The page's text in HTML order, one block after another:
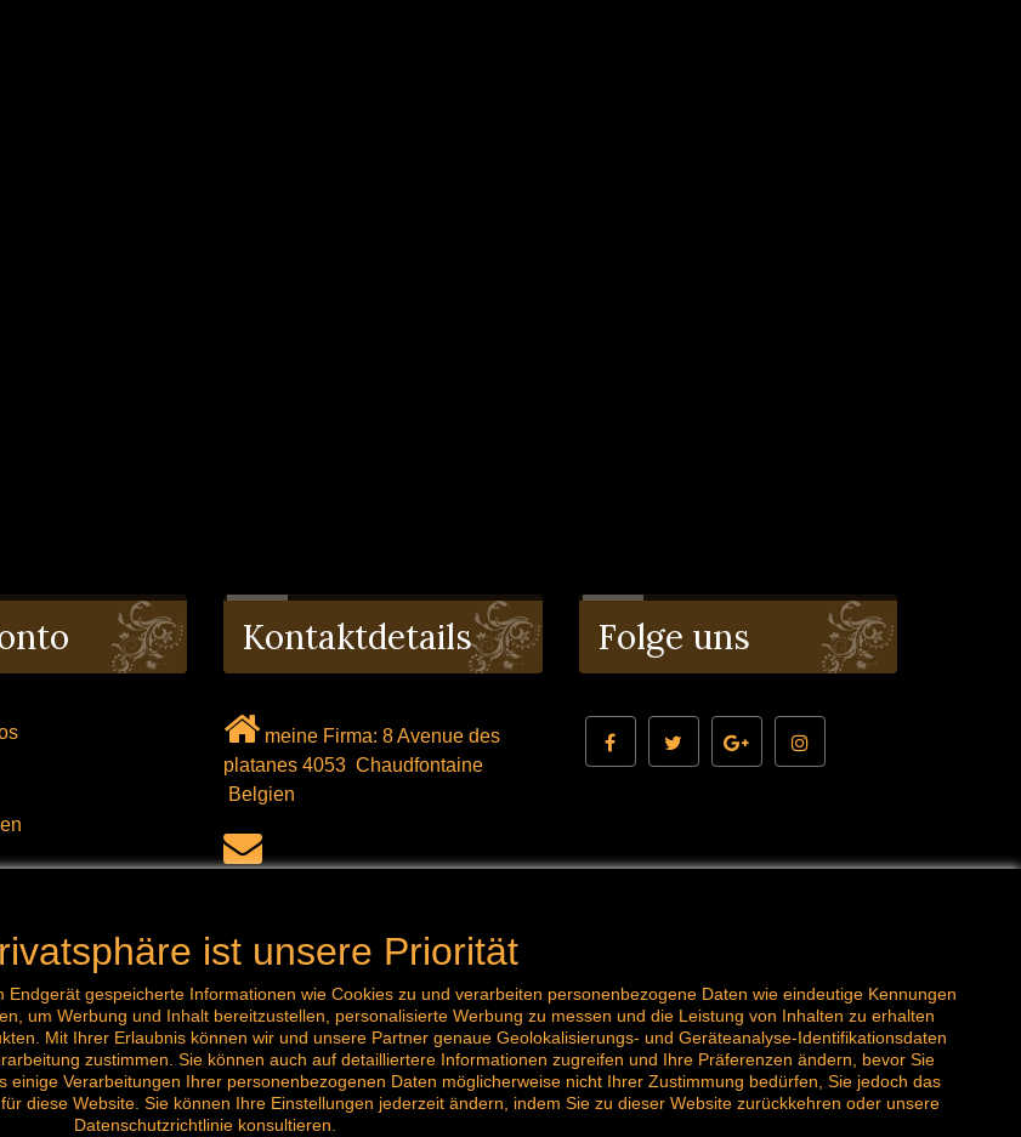
Kontaktdetails
meine Firma: 8 Avenue des
platanes 4053 Chaudfontaine
Belgien
Ruf uns jetzt an: 0032 (0)
Folge uns
ist unsere Priorität
gespeicherte Informationen wie Cookies zu und verarbeiten personenbezogene Daten wie eindeutige Kennungen
um Werbung und Inhalt bereitzustellen, personalisierte Werbung zu messen und die Leistung von Inhalten zu erhalten
Mit Ihrer Erlaubnis können wir und unsere Partner genaue Geolokalisierungs- und Geräteanalyse-Identifikationsdaten
zustimmen. Sie können auch auf detailliertere Informationen zugreifen und Ihre Präferenzen ändern, bevor Sie
Verarbeitungen Ihrer personenbezogenen Daten möglicherweise nicht Ihrer Zustimmung bedürfen, Sie jedoch das
diese Website. Sie können Ihre Einstellungen jederzeit ändern, indem Sie zu dieser Website zurückkehren oder unsere
Datenschutzrichtlinie konsultieren.